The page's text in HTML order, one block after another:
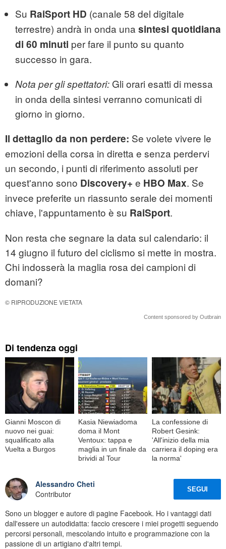
Su RaiSport HD (canale 58 del digitale
terrestre) andrà in onda una sintesi quotidiana
di 60 minuti per fare il punto su quanto
successo in gara.
Nota per gli spettatori: Gli orari esatti di messa
in onda della sintesi verranno comunicati di
giorno in giorno.
Il dettaglio da non perdere: Se volete vivere le
emozioni della corsa in diretta e senza perdervi
un secondo, i punti di riferimento assoluti per
quest'anno sono Discovery+ e HBO Max. Se
invece preferite un riassunto serale dei momenti
chiave, l'appuntamento è su RaiSport.
Non resta che segnare la data sul calendario: il
14 giugno il futuro del ciclismo si mette in mostra.
Chi indosserà la maglia rosa dei campioni di
domani?
© RIPRODUZIONE VIETATA
Content sponsored by Outbrain
Di tendenza oggi
Gianni Moscon di
nuovo nei guai:
squalificato alla
Vuelta a Burgos
Kasia Niewiadoma
doma il Mont
Ventoux: tappa e
maglia in un finale da
brividi al Tour
La confessione di
Robert Gesink:
'All'inizio della mia
carriera il doping era
la norma'
Alessandro Cheti
Contributor
SEGUI
Sono un blogger e autore di pagine Facebook. Ho i vantaggi dati
dall'essere un autodidatta: faccio crescere i miei progetti seguendo
percorsi personali, mescolando intuito e programmazione con la
passione di un artigiano d'altri tempi.